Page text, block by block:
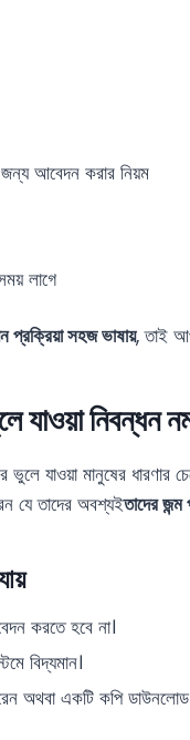
আবেদন করার নিয়ম
লাগে
প্রক্রিয়া সহজ ভাষায়, তাই
যাওয়া নিবন্ধন
যাওয়া মানুষের ধারণার
যে তাদের অবশ্যইতাদের
করতে হবে না।
বিদ্যমান।
অথবা একটি কপি